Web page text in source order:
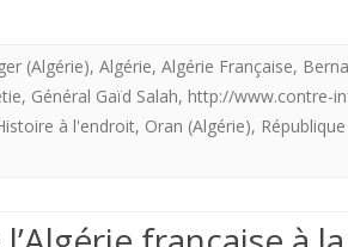
Ils
ne
que
(Algérie), Algérie, Algérie Française,
, Général Gaïd Salah, http://www.contre-
à l'endroit, Oran (Algérie),